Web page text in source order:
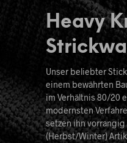
Heavy
Unser beliebter
einem bewährten
im Verhältnis 80/20
modernsten
setzen ihn
(Herbst/Winter)